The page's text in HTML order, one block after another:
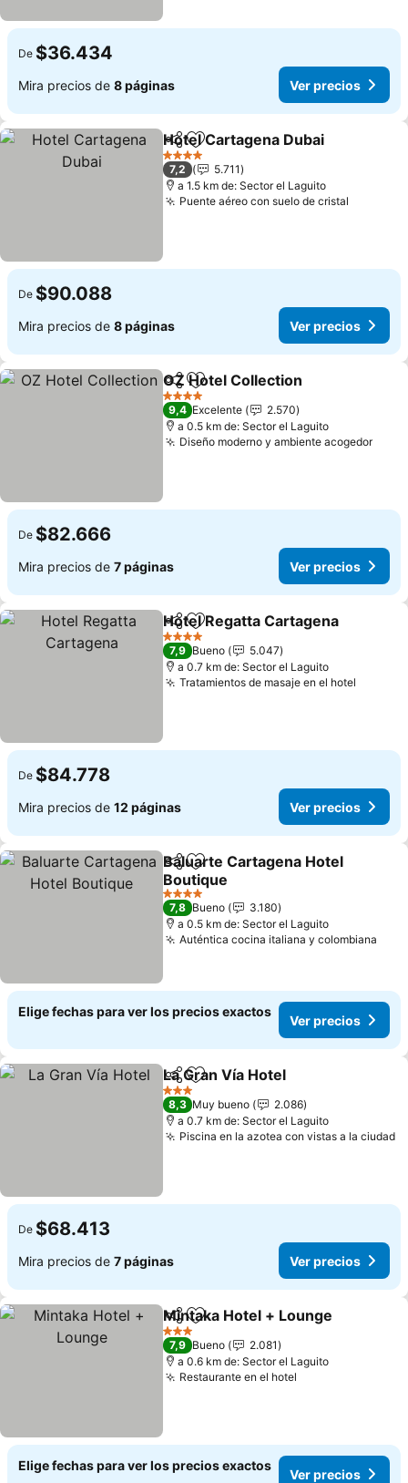
De $36.434
Mira precios de 8 páginas Ver precios
CompartirAgregar a favoritos
Hotel Cartagena Dubai
4 Estrellas
7,2
5.711
a 1.5 km de: Sector el Laguito
Puente aéreo con suelo de cristal
De $90.088
Mira precios de 8 páginas Ver precios
CompartirAgregar a favoritos
OZ Hotel Collection
4 Estrellas
9,4 Excelente
2.570
a 0.5 km de: Sector el Laguito
Diseño moderno y ambiente acogedorVer
De $82.666
Mira precios de 7 páginas Ver precios
CompartirAgregar a favoritos
Hotel Regatta Cartagena
4 Estrellas
7,9 Bueno
5.047
a 0.7 km de: Sector el Laguito
Tratamientos de masaje en el hotel
De $84.778
Mira precios de 12 páginas Ver precios
CompartirAgregar a favoritos
Baluarte Cartagena Hotel
Boutique
Ver precios
4 Estrellas
7,8 Bueno
3.180
a 0.5 km de: Sector el Laguito
Auténtica cocina italiana y colombiana
Elige fechas para ver los precios exactos
Ver precios
CompartirAgregar a favoritos
La Gran Vía Hotel
3 Estrellas
8,3 Muy bueno
2.086
a 0.7 km de: Sector el Laguito
Piscina en la azotea con vistas a la ciudad
De $68.413
Mira precios de 7 páginas Ver precios
CompartirAgregar a favoritos
Mintaka Hotel + Lounge
3 Estrellas
7,9 Bueno
2.081
a 0.6 km de: Sector el Laguito
Restaurante en el hotel
Elige fechas para ver los precios exactos
Ver precios